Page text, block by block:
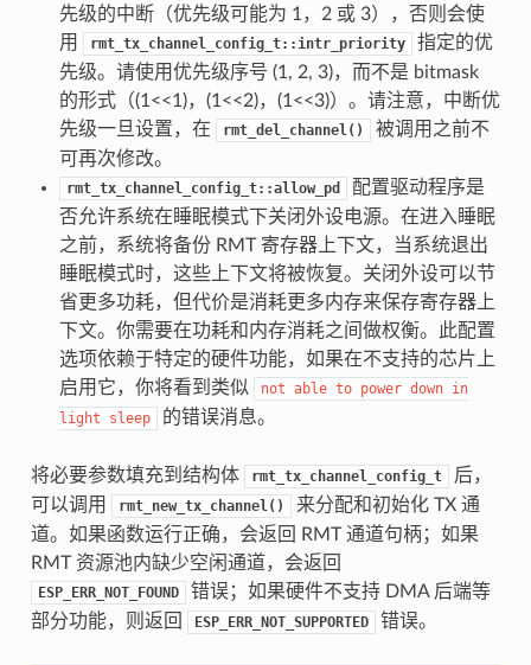
先级的中断（优先级可能为 1，2 或 3），否则会使
用
rmt_tx_channel_config_t::intr_priority
指定的优
先级。请使用优先级序号 (1, 2, 3)，而不是 bitmask
的形式（(1<<1)，(1<<2)，(1<<3)）。请注意，中断优
先级一旦设置，在
rmt_del_channel()
被调用之前不
可再次修改。
rmt_tx_channel_config_t::allow_pd
配置驱动程序是
否允许系统在睡眠模式下关闭外设电源。在进入睡眠
之前，系统将备份 RMT 寄存器上下文，当系统退出
睡眠模式时，这些上下文将被恢复。关闭外设可以节
省更多功耗，但代价是消耗更多内存来保存寄存器上
下文。你需要在功耗和内存消耗之间做权衡。此配置
选项依赖于特定的硬件功能，如果在不支持的芯片上
启用它，你将看到类似
not able to power down in
light
sleep 的错误消息。
将必要参数填充到结构体 rmt_tx_channel_config_t
后，
可以调用
rmt_new_tx_channel()
来分配和初始化 TX 通
道。如果函数运行正确，会返回 RMT 通道句柄；如果
RMT 资源池内缺少空闲通道，会返回
ESP_ERR_NOT_FOUND
错误；如果硬件不支持 DMA 后端等
部分功能，则返回
ESP_ERR_NOT_SUPPORTED 错误。